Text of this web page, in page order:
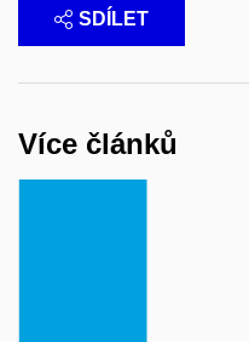
SDÍLET
Více článků